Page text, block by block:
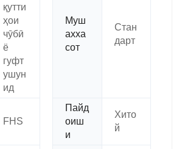
қутти
ҳои
чӯбӣ
ё
гуфт
ушун
ид
Муш
ахха
сот
Стан
дарт
FHS
Пайд
оиш
и
Хито
й